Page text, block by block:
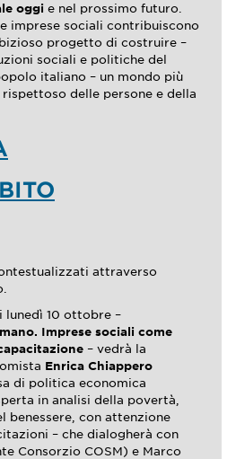
oggi e nel prossimo futuro.
imprese sociali contribuiscono
progetto di costruire –
sociali e politiche del
italiano – un mondo più
delle persone e della
attraverso
lunedì 10 ottobre –
Imprese sociali come
– vedrà la
Enrica Chiappero
di politica economica
in analisi della povertà,
benessere, con attenzione
– che dialogherà con
Consorzio COSM) e Marco